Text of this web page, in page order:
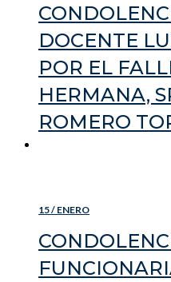
DOCENTE
POR EL
HERMANA,
ROMERO
15 / ENERO